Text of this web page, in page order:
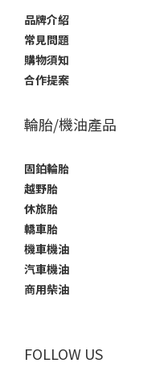
品牌介紹
常見問題
購物須知
合作提案
輪胎/機油產品
固鉑輪胎
越野胎
休旅胎
轎車胎
機車機油
汽車機油
商用柴油
FOLLOW US